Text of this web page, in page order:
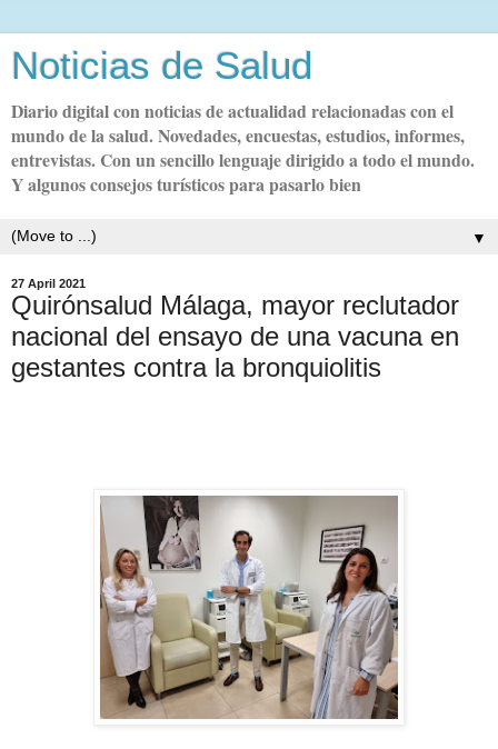
Noticias de Salud
Diario digital con noticias de actualidad relacionadas con el
mundo de la salud. Novedades, encuestas, estudios, informes,
entrevistas. Con un sencillo lenguaje dirigido a todo el mundo.
Y algunos consejos turísticos para pasarlo bien
▼
27 April 2021
Quirónsalud Málaga, mayor reclutador
nacional del ensayo de una vacuna en
gestantes contra la bronquiolitis